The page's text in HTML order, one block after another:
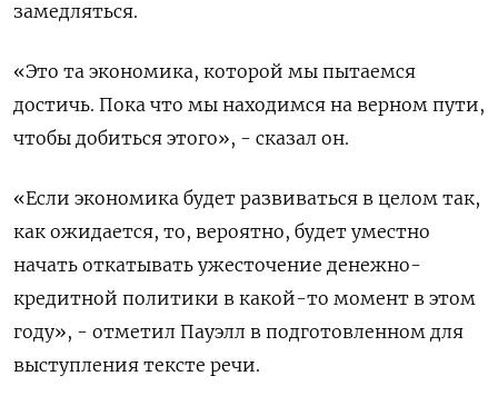
замедляться.
«Это та экономика, которой мы пытаемся
достичь. Пока что мы находимся на верном пути,
чтобы добиться этого», - сказал он.
«Если экономика будет развиваться в целом так,
как ожидается, то, вероятно, будет уместно
начать откатывать ужесточение денежно-
кредитной политики в какой-то момент в этом
году», - отметил Пауэлл в подготовленном для
выступления тексте речи.